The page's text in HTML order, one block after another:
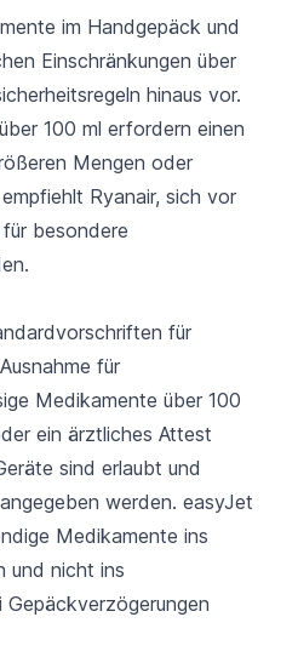
im Handgepäck und
Einschränkungen über
hinaus vor.
100 ml erfordern einen
Mengen oder
Ryanair, sich vor
besondere
für
für
Medikamente über 100
ein ärztliches Attest
sind erlaubt und
werden. easyJet
Medikamente ins
und nicht ins